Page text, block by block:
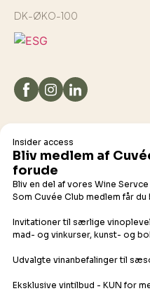
DK-ØKO-100
Det flydende udvalg
Champagne
Hvidvin
Rosévin
Rødvin